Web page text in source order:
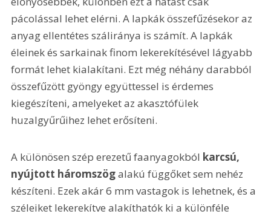
pácolással lehet elérni. A lapkák összefűzésekor az
anyag ellentétes száliránya is számít. A lapkák
éleinek és sarkainak finom lekerekítésével lágyabb
formát lehet kialakítani. Ezt még néhány darabból
összefűzött gyöngy együttessel is érdemes
kiegészíteni, amelyeket az akasztófülek
huzalgyűrűihez lehet erősíteni.
A különösen szép erezetű faanyagokból karcsú,
nyújtott háromszög alakú függőket sem nehéz
készíteni. Ezek akár 6 mm vastagok is lehetnek, és a
széleiket lekerekítve alakíthatók ki a különféle